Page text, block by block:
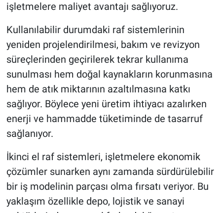
işletmelere maliyet avantajı sağlıyoruz.
Kullanılabilir durumdaki raf sistemlerinin
yeniden projelendirilmesi, bakım ve revizyon
süreçlerinden geçirilerek tekrar kullanıma
sunulması hem doğal kaynakların korunmasına
hem de atık miktarının azaltılmasına katkı
sağlıyor. Böylece yeni üretim ihtiyacı azalırken
enerji ve hammadde tüketiminde de tasarruf
sağlanıyor.
İkinci el raf sistemleri, işletmelere ekonomik
çözümler sunarken aynı zamanda sürdürülebilir
bir iş modelinin parçası olma fırsatı veriyor. Bu
yaklaşım özellikle depo, lojistik ve sanayi